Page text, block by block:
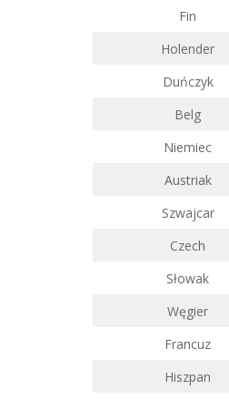
Fin
Holender
Duńczyk
Belg
Niemiec
Austriak
Szwajcar
Czech
Słowak
Węgier
Francuz
Hiszpan